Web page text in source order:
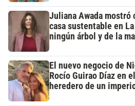
Juliana Awada mostró
casa sustentable en
ningún árbol y de la
El nuevo negocio de
Rocío Guirao Díaz en
heredero de un